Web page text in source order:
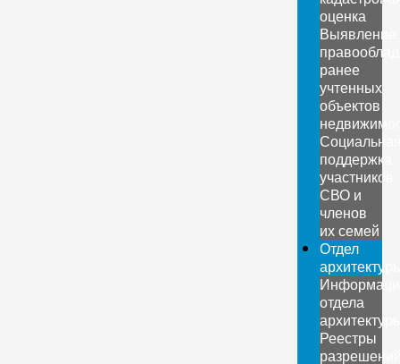
оценка
Выявление
ранее
учтенных
объектов
поддержка
участников
СВО и
членов
их семей
Отдел
отдела
Реестры